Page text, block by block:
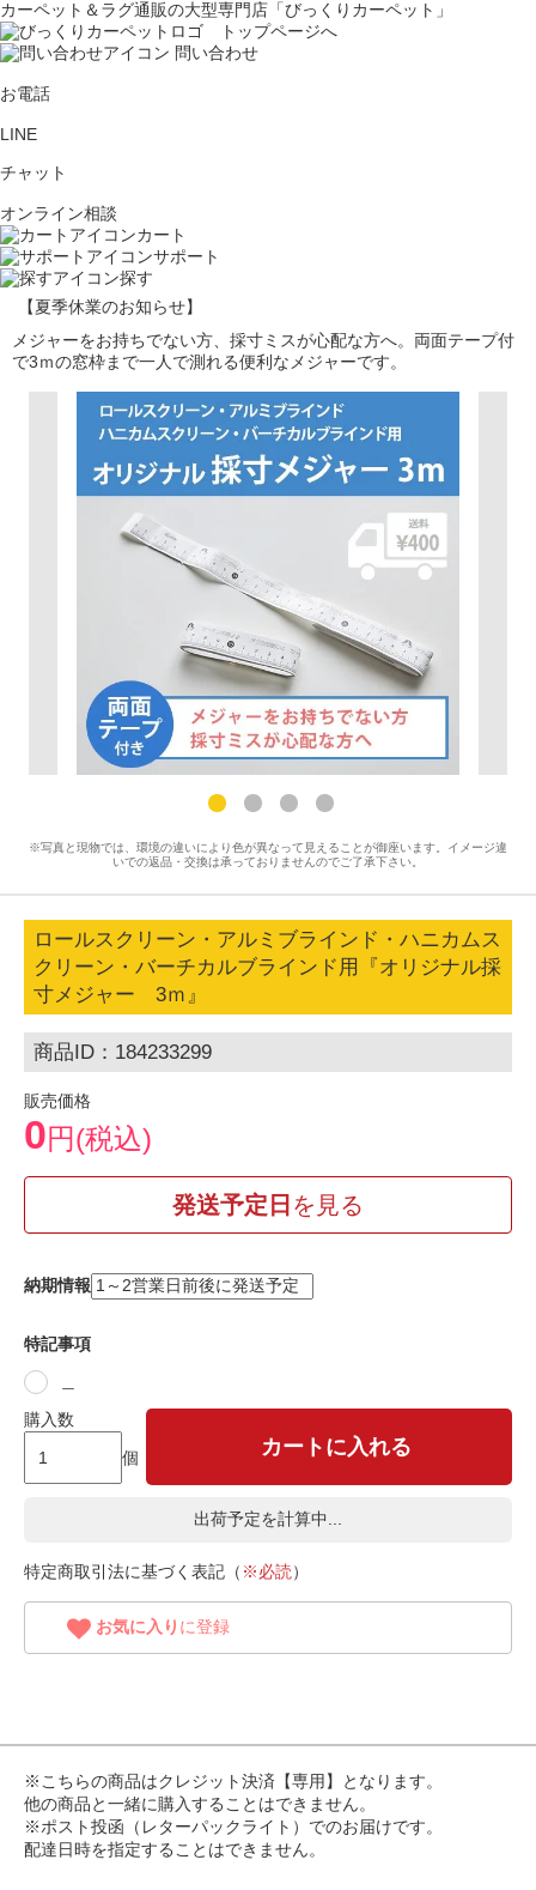
カーペット＆ラグ通販の大型専門店「びっくりカーペット」
問い合わせ
お電話
LINE
チャット
オンライン相談
カート
サポート
探す
【夏季休業のお知らせ】
メジャーをお持ちでない方、採寸ミスが心配な方へ。両面テープ付
で3ｍの窓枠まで一人で測れる便利なメジャーです。
※写真と現物では、環境の違いにより色が異なって見えることが御座います。イメージ違
いでの返品・交換は承っておりませんのでご了承下さい。
ロールスクリーン・アルミブラインド・ハニカムス
クリーン・バーチカルブラインド用『オリジナル採
寸メジャー 3ｍ』
商品ID：184233299
販売価格
0円(税込)
発送予定日 を見る
納期情報
特記事項
購入数
個
カートに入れる
出荷予定を計算中...
特定商取引法に基づく表記（ ※必読）
お気に入り に登録
※こちらの商品はクレジット決済【専用】となります。
他の商品と一緒に購入することはできません。
※ポスト投函（レターパックライト）でのお届けです。
配達日時を指定することはできません。